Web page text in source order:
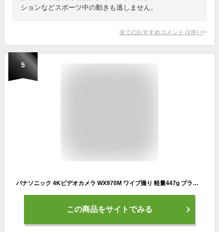
ションなどスポーツ中の動きも逃しません。
全てのおすすめコメント (1 件) >
5
パナソニック 4Kビデオカメラ WX970M ワイプ撮り 軽量447g ブラック HC-WX970M-K
この商品をサイトでみる